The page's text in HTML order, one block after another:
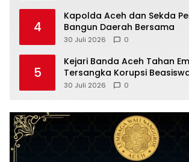
4
Kapolda Aceh dan Sekda
Bangun Daerah Bersama
30 Juli 2026 0
5
Kejari Banda Aceh Tahan
Tersangka Korupsi
30 Juli 2026 0